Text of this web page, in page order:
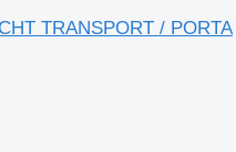
TRANSPORT / PORTA